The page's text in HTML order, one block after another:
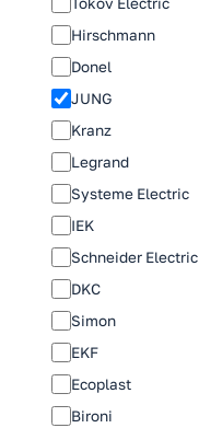
Hirschmann
Donel
JUNG
Kranz
Legrand
Systeme Electric
IEK
Schneider Electric
DKC
Simon
EKF
Ecoplast
Bironi